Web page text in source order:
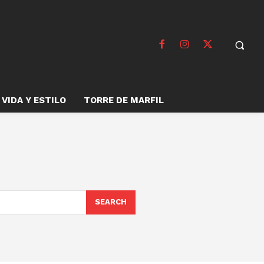
VIDA Y ESTILO TORRE DE MARFIL
SEARCH